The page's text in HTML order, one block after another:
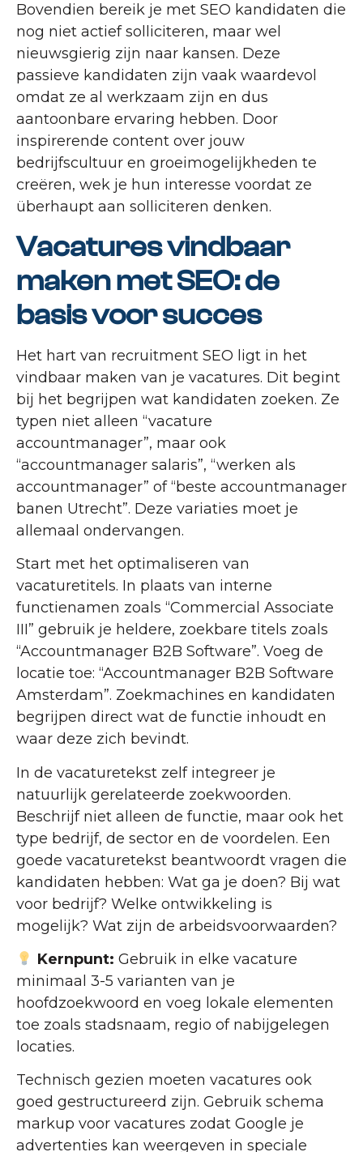
Bovendien bereik je met SEO kandidaten die
nog niet actief solliciteren, maar wel
nieuwsgierig zijn naar kansen. Deze
passieve kandidaten zijn vaak waardevol
omdat ze al werkzaam zijn en dus
aantoonbare ervaring hebben. Door
inspirerende content over jouw
bedrijfscultuur en groeimogelijkheden te
creëren, wek je hun interesse voordat ze
überhaupt aan solliciteren denken.
Vacatures vindbaar
maken met SEO: de
basis voor succes
Het hart van recruitment SEO ligt in het
vindbaar maken van je vacatures. Dit begint
bij het begrijpen wat kandidaten zoeken. Ze
typen niet alleen “vacature
accountmanager”, maar ook
“accountmanager salaris”, “werken als
accountmanager” of “beste accountmanager
banen Utrecht”. Deze variaties moet je
allemaal ondervangen.
Start met het optimaliseren van
vacaturetitels. In plaats van interne
functienamen zoals “Commercial Associate
III” gebruik je heldere, zoekbare titels zoals
“Accountmanager B2B Software”. Voeg de
locatie toe: “Accountmanager B2B Software
Amsterdam”. Zoekmachines en kandidaten
begrijpen direct wat de functie inhoudt en
waar deze zich bevindt.
In de vacaturetekst zelf integreer je
natuurlijk gerelateerde zoekwoorden.
Beschrijf niet alleen de functie, maar ook het
type bedrijf, de sector en de voordelen. Een
goede vacaturetekst beantwoordt vragen die
kandidaten hebben: Wat ga je doen? Bij wat
voor bedrijf? Welke ontwikkeling is
mogelijk? Wat zijn de arbeidsvoorwaarden?
Kernpunt: Gebruik in elke vacature
minimaal 3-5 varianten van je
hoofdzoekwoord en voeg lokale elementen
toe zoals stadsnaam, regio of nabijgelegen
locaties.
Technisch gezien moeten vacatures ook
goed gestructureerd zijn. Gebruik schema
markup voor vacatures zodat Google je
advertenties kan weergeven in speciale